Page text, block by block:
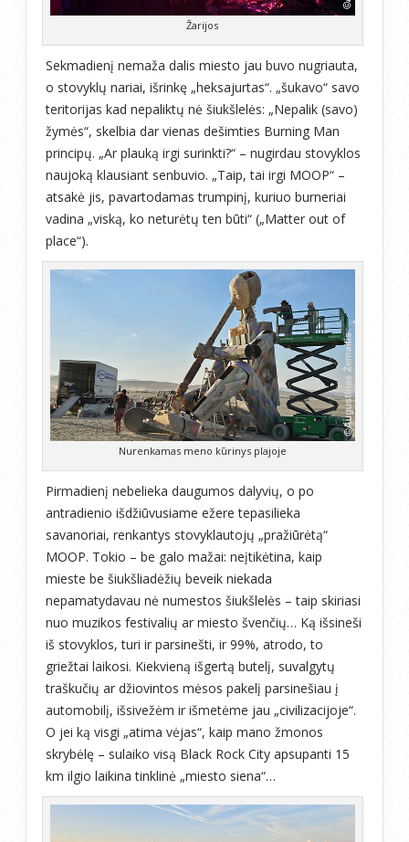
Žarijos
Sekmadienį nemaža dalis miesto jau buvo nugriauta,
o stovyklų nariai, išrinkę „heksajurtas“. „šukavo“ savo
teritorijas kad nepaliktų nė šiukšlelės: „Nepalik (savo)
žymės“, skelbia dar vienas dešimties Burning Man
principų. „Ar plauką irgi surinkti?“ – nugirdau stovyklos
naujoką klausiant senbuvio. „Taip, tai irgi MOOP“ –
atsakė jis, pavartodamas trumpinį, kuriuo burneriai
vadina „viską, ko neturėtų ten būti“ („Matter out of
place“).
Nurenkamas meno kūrinys plajoje
Pirmadienį nebelieka daugumos dalyvių, o po
antradienio išdžiūvusiame ežere tepasilieka
savanoriai, renkantys stovyklautojų „pražiūrėtą“
MOOP. Tokio – be galo mažai: neįtikėtina, kaip
mieste be šiukšliadėžių beveik niekada
nepamatydavau nė numestos šiukšlelės – taip skiriasi
nuo muzikos festivalių ar miesto švenčių… Ką išsineši
iš stovyklos, turi ir parsinešti, ir 99%, atrodo, to
griežtai laikosi. Kiekvieną išgertą butelį, suvalgytų
traškučių ar džiovintos mėsos pakelį parsinešiau į
automobilį, išsivežėm ir išmetėme jau „civilizacijoje“.
O jei ką visgi „atima vėjas“, kaip mano žmonos
skrybėlę – sulaiko visą Black Rock City apsupanti 15
km ilgio laikina tinklinė „miesto siena“…